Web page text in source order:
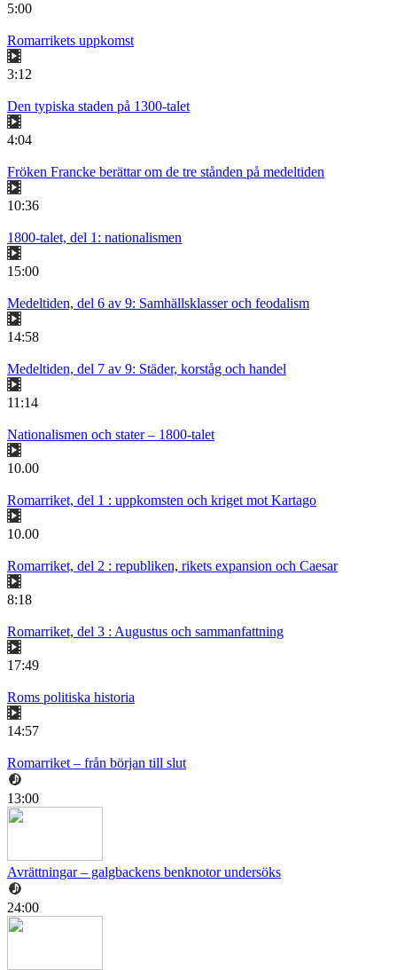
5:00
Romarrikets uppkomst
3:12
Den typiska staden på 1300-talet
4:04
Fröken Francke berättar om de tre stånden på medeltiden
10:36
1800-talet, del 1: nationalismen
15:00
Medeltiden, del 6 av 9: Samhällsklasser och feodalism
14:58
Medeltiden, del 7 av 9: Städer, korståg och handel
11:14
Nationalismen och stater – 1800-talet
10.00
Romarriket, del 1 : uppkomsten och kriget mot Kartago
10.00
Romarriket, del 2 : republiken, rikets expansion och Caesar
8:18
Romarriket, del 3 : Augustus och sammanfattning
17:49
Roms politiska historia
14:57
Romarriket – från början till slut
13:00
Avrättningar – galgbackens benknotor undersöks
24:00